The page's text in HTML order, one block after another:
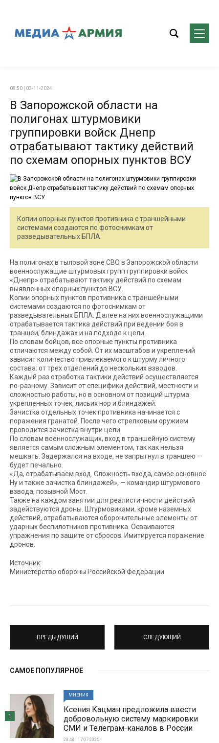
08:50 | 03-11-2024
В Запорожской области на
полигонах штурмовики
группировки войск Днепр
отрабатывают тактику действий
по схемам опорных пунктов ВСУ
Копии опорных пунктов противника с траншейными
системами создаются по фотоснимкам от
разведывательных БПЛА.
На полигонах в тыловой зоне СВО в Запорожской области
военнослужащие штурмовых групп группировки войск
«Днепр» отрабатывают тактику действий по схемам
выявленных опорных пунктов ВСУ.
Копии опорных пунктов противника с траншейными
системами создаются по фотоснимкам от
разведывательных БПЛА. Далее на них военнослужащими
отрабатывается тактика действий при ведении боя в
траншеи, блиндажах и на подходе к цели.
По словам бойцов, все опорные пункты противника
отличаются между собой. От их масштабов и укреплений
зависит количество привлекаемого к штурму личного
состава: от трех отделений до нескольких взводов.
Каждый раз отработка тактики действий осуществляется
по-разному. Зависит от специфики действий, местности и
сложностью работы, но в основном от позиций штурма:
укрепленных точек, лисьих нор и блиндажей.
Зачистка отдельных точек противника начинается с
поражения гранатой. После чего стрелковым оружием
проводится зачистка внутри цели.
По словам военнослужащих, вход в траншейную систему
является самым сложным элементом, так как нельзя
мешкать. Задержался на входе, не запрыгнул в траншею —
будет печально.
«Да, отрабатываем вход. Сложность входа, самое основное.
Ну и также зачистка блиндажей», — командир штурмового
взвода, позывной Мост.
Также на каждом занятии для реалистичности действий
задействуются дроны. Штурмовиками, кроме наземных
действий, отрабатываются оборонительные элементы от
ударных беспилотников противника. Осваиваются
упражнения по защите от сбросов. Имитируется поражение
дронов.
Источник:
Министерство обороны Российской Федерации
ПРЕДЫДУЩИЙ СЛЕДУЮЩИЙ
САМОЕ ПОПУЛЯРНОЕ
МНЕНИЯ
Ксения Кацман предложила ввести
добровольную систему маркировки
СМИ и Телеграм-каналов в России
23:48 | 17-07-2025
1